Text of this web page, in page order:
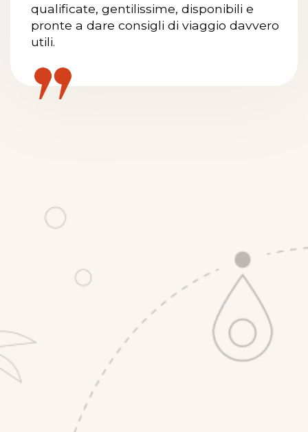
qualificate, gentilissime, disponibili e
pronte a dare consigli di viaggio davvero
utili.